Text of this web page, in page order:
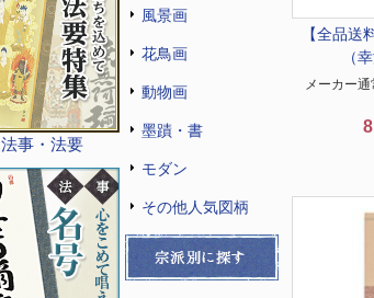
法事・法要
風景画
花鳥画
動物画
墨蹟・書
モダン
その他人気図柄
【全品送
（
メーカー